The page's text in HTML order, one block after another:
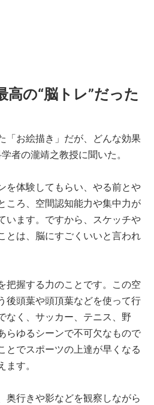
高の“脳トレ”だった
「お絵描き」だが、どんな効果
者の瀧靖之教授に聞いた。
を体験してもらい、やる前とや
ころ、空間認知能力や集中力が
います。ですから、スケッチや
とは、脳にすごくいいと言われ
把握する力のことです。この空
後頭葉や頭頂葉などを使って行
なく、サッカー、テニス、野
らゆるシーンで不可欠なもので
とでスポーツの上達が早くなる
す。
奥行きや影などを観察しながら